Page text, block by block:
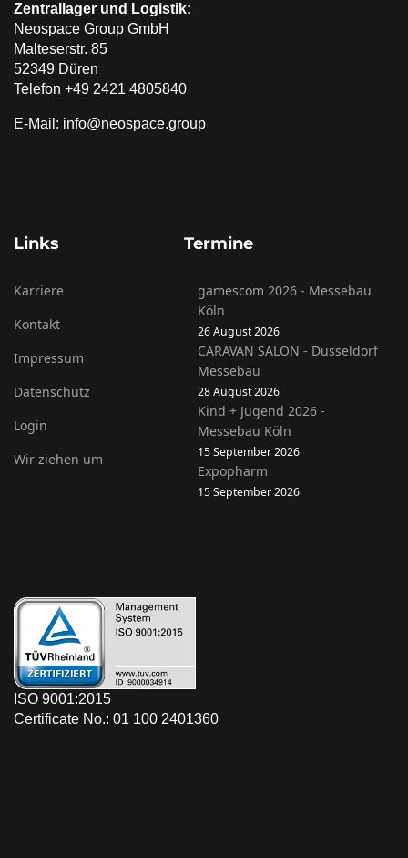
Zentrallager und Logistik:
Neospace Group GmbH
Malteserstr. 85
52349 Düren
Telefon +49 2421 4805840
E-Mail: info@neospace.group
Links
Karriere
Kontakt
Impressum
Datenschutz
Login
Wir ziehen um
Termine
gamescom 2026 - Messebau
Köln
26 August 2026
CARAVAN SALON - Düsseldorf
Messebau
28 August 2026
Kind + Jugend 2026 -
Messebau Köln
15 September 2026
Expopharm
15 September 2026
ISO 9001:2015
Certificate No.: 01 100 2401360